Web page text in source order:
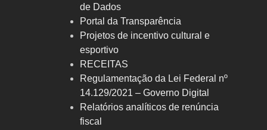
de Dados
Portal da Transparência
Projetos de incentivo cultural e
esportivo
RECEITAS
Regulamentação da Lei Federal nº
14.129/2021 – Governo Digital
Relatórios analíticos de renúncia
fiscal